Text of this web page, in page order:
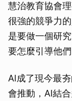
慧治教育協會
很強的競爭力
是要做一個研
要怎麼引導他
AI成了現今最
會推動，AI結